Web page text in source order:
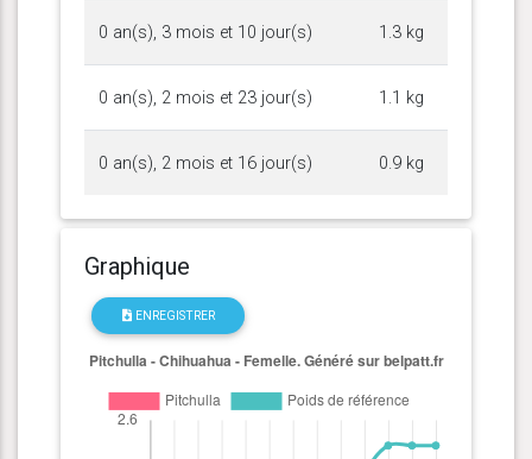
0 an(s), 3 mois et 10 jour(s) 1.3 kg
0 an(s), 2 mois et 23 jour(s) 1.1 kg
0 an(s), 2 mois et 16 jour(s) 0.9 kg
Graphique
ENREGISTRER